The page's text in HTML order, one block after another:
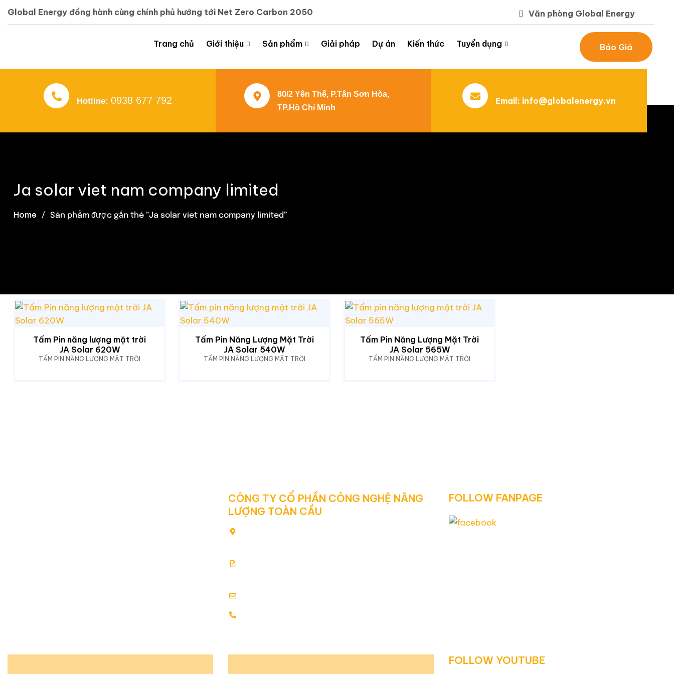
Global Energy đồng hành cùng chính phủ hướng tới Net Zero Carbon 2050 Văn phòng Global Energy
Trang chủ Giới thiệu Sản phẩm Giải pháp Dự án Kiến thức Tuyển dụng Báo Giá
Hotline: 0938 677 792
80/2 Yên Thế, P.Tân Sơn Hòa,
TP.Hồ Chí Minh
Email: info@globalenergy.vn
Ja solar viet nam company limited
Home Sản phẩm được gắn thẻ “Ja solar viet nam company limited”
Tấm Pin năng lượng mặt trời
JA Solar 620W
TẤM PIN NĂNG LƯỢNG MẶT TRỜI
Tấm Pin Năng Lượng Mặt Trời
JA Solar 540W
TẤM PIN NĂNG LƯỢNG MẶT TRỜI
Tấm Pin Năng Lượng Mặt Trời
JA Solar 565W
TẤM PIN NĂNG LƯỢNG MẶT TRỜI
CÔNG TY CỔ PHẦN CÔNG NGHỆ NĂNG
LƯỢNG TOÀN CẦU
FOLLOW FANPAGE
FOLLOW YOUTUBE